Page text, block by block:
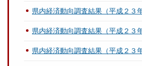
県内経済動向調査結果（平成２３
県内経済動向調査結果（平成２３
県内経済動向調査結果（平成２３